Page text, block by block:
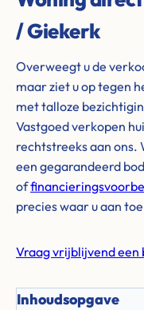
/ Giekerk
Overweegt u de
maar ziet u op tegen
met talloze
Vastgoed verkopen
rechtstreeks aan ons.
een gegarandeerd
of
precies waar u aan
Vraag vrijblijvend een
Inhoudsopgave